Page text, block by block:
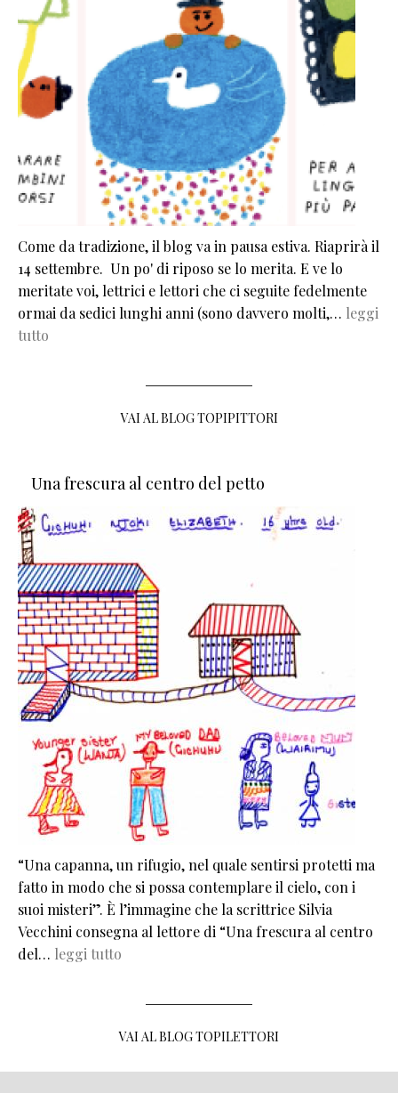
Come da tradizione, il blog va in pausa estiva. Riaprirà il
14 settembre. Un po' di riposo se lo merita. E ve lo
meritate voi, lettrici e lettori che ci seguite fedelmente
ormai da sedici lunghi anni (sono davvero molti,… leggi
tutto
VAI AL BLOG TOPIPITTORI
Una frescura al centro del petto
“Una capanna, un rifugio, nel quale sentirsi protetti ma
fatto in modo che si possa contemplare il cielo, con i
suoi misteri”. È l’immagine che la scrittrice Silvia
Vecchini consegna al lettore di “Una frescura al centro
del… leggi tutto
VAI AL BLOG TOPILETTORI